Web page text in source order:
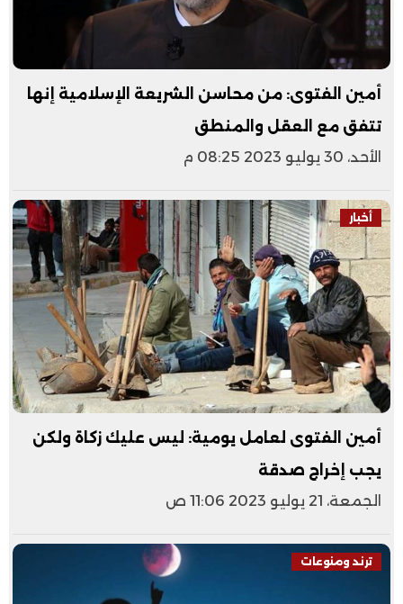
أمين الفتوى: من محاسن الشريعة الإسلامية إنها
تتفق مع العقل والمنطق
الأحد، 30 يوليو 2023 08:25 م
أخبار
أمين الفتوى لعامل يومية: ليس عليك زكاة ولكن
يجب إخراج صدقة
الجمعة، 21 يوليو 2023 11:06 ص
ترند ومنوعات